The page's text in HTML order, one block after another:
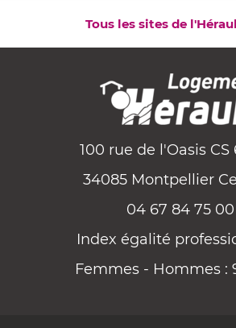
Tous les sites de
100 rue de l'Oasis CS
34085 Montpellier
04 67 84 75 00
Index égalité
Femmes - Hommes :